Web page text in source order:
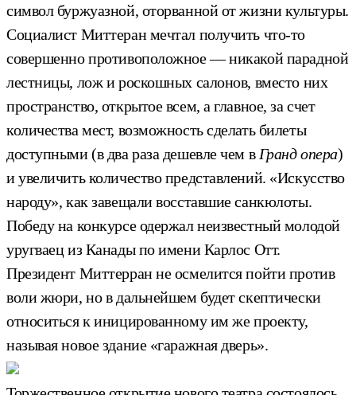
символ буржуазной, оторванной от жизни культуры.
Социалист Миттеран мечтал получить что-то
совершенно противоположное — никакой парадной
лестницы, лож и роскошных салонов, вместо них
пространство, открытое всем, а главное, за счет
количества мест, возможность сделать билеты
доступными (в два раза дешевле чем в Гранд опера)
и увеличить количество представлений. «Искусство
народу», как завещали восставшие санкюлоты.
Победу на конкурсе одержал неизвестный молодой
уругваец из Канады по имени Карлос Отт.
Президент Миттерран не осмелится пойти против
воли жюри, но в дальнейшем будет скептически
относиться к иницированному им же проекту,
называя новое здание «гаражная дверь».